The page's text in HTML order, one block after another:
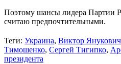
Поэтому шансы лидера Партии
считаю предпочтительными.
Теги: Украина, Виктор Янукович
Тимошенко, Сергей Тигипко,
президента